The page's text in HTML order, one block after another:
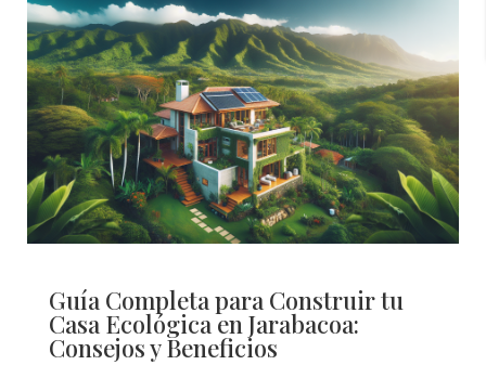
Guía Completa para Construir tu
Casa Ecológica en Jarabacoa:
Consejos y Beneficios